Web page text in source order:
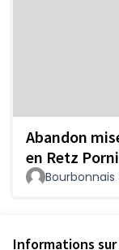
Informations
Abandon
en Retz
Bourbonnais